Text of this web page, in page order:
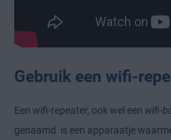
Gebruik een wifi-
Een wifi-repeater, ook wel een wifi-
genaamd is een apparaatje